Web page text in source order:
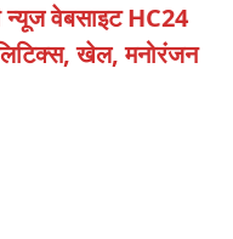
न्यूज वेबसाइट HC24
खेल, मनोरंजन